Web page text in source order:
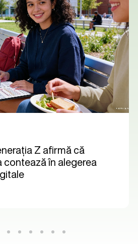
Z afirmă că
în alegerea